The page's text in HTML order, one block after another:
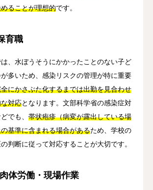
ることが理想的です。
育職
、水ぼうそうにかかったことのない子ど
多いため、感染リスクの管理が特に重要
にかさぶた化するまでは出勤を見合わせ
対応となります。文部科学省の感染症対
でも、 帯状疱疹（病変が露出している場
基準に含まれる場合があるため、学校の
判断に従って対応することが大切です。
体労働・現場作業